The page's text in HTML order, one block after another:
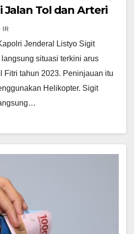
Jalan Tol dan Arteri
IR
Jenderal Listyo Sigit
situasi terkini arus
Fitri tahun 2023. Peninjauan itu
Helikopter. Sigit